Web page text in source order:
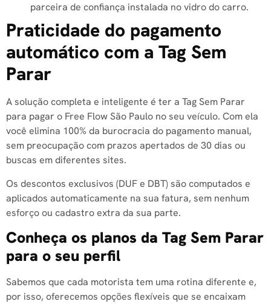
parceira de confiança instalada no vidro do carro.
Praticidade do pagamento
automático com a Tag Sem
Parar
A solução completa e inteligente é ter a Tag Sem Parar
para pagar o Free Flow São Paulo no seu veículo. Com ela
você elimina 100% da burocracia do pagamento manual,
sem preocupação com prazos apertados de 30 dias ou
buscas em diferentes sites.
Os descontos exclusivos (DUF e DBT) são computados e
aplicados automaticamente na sua fatura, sem nenhum
esforço ou cadastro extra da sua parte.
Conheça os planos da Tag Sem Parar
para o seu perfil
Sabemos que cada motorista tem uma rotina diferente e,
por isso, oferecemos opções flexíveis que se encaixam